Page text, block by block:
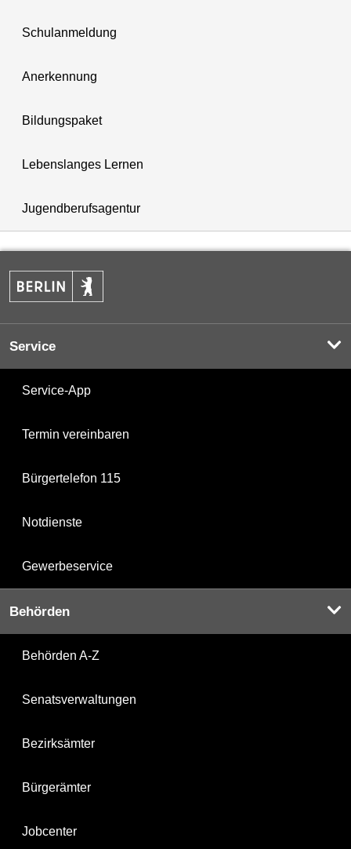
Schulanmeldung
Anerkennung
Bildungspaket
Lebenslanges Lernen
Jugendberufsagentur
Service
Service-App
Termin vereinbaren
Bürgertelefon 115
Notdienste
Gewerbeservice
Behörden
Behörden A-Z
Senatsverwaltungen
Bezirksämter
Bürgerämter
Jobcenter